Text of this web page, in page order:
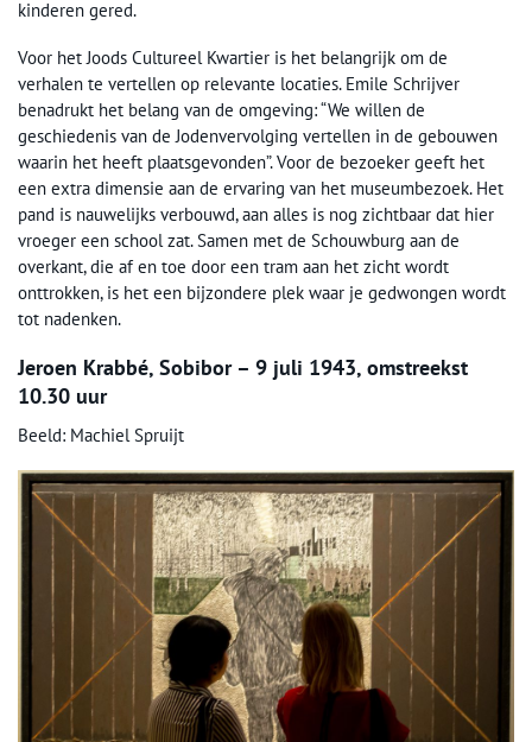
kinderen gered.
Voor het Joods Cultureel Kwartier is het belangrijk om de
verhalen te vertellen op relevante locaties. Emile Schrijver
benadrukt het belang van de omgeving: “We willen de
geschiedenis van de Jodenvervolging vertellen in de gebouwen
waarin het heeft plaatsgevonden”. Voor de bezoeker geeft het
een extra dimensie aan de ervaring van het museumbezoek. Het
pand is nauwelijks verbouwd, aan alles is nog zichtbaar dat hier
vroeger een school zat. Samen met de Schouwburg aan de
overkant, die af en toe door een tram aan het zicht wordt
onttrokken, is het een bijzondere plek waar je gedwongen wordt
tot nadenken.
Jeroen Krabbé, Sobibor – 9 juli 1943, omstreekst
10.30 uur
Beeld: Machiel Spruijt